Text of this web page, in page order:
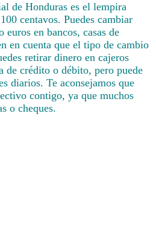
de Honduras es el lempira
centavos. Puedes cambiar
euros en bancos, casas de
en cuenta que el tipo de cambio
retirar dinero en cajeros
de crédito o débito, pero puede
diarios. Te aconsejamos que
contigo, ya que muchos
o cheques.